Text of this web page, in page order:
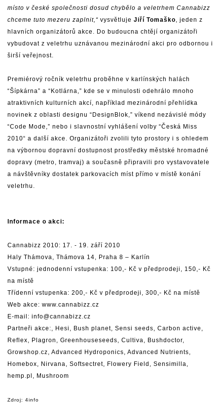
místo v české společnosti dosud chybělo a veletrhem Cannabizz
chceme tuto mezeru zaplnit,“ vysvětluje Jiří Tomaško , jeden z
hlavních organizátorů akce. Do budoucna chtějí organizátoři
vybudovat z veletrhu uznávanou mezinárodní akci pro odbornou i
širší veřejnost.
Premiérový ročník veletrhu proběhne v karlínských halách
“Šípkárna” a “Kotlárna,” kde se v minulosti odehrálo mnoho
atraktivních kulturních akcí, například mezinárodní přehlídka
novinek z oblasti designu “DesignBlok,” víkend nezávislé módy
“Code Mode,” nebo i slavnostní vyhlášení volby “Česká Miss
2010“ a další akce. Organizátoři zvolili tyto prostory i s ohledem
na výbornou dopravní dostupnost prostředky městské hromadné
dopravy (metro, tramvaj) a současně připravili pro vystavovatele
a návštěvníky dostatek parkovacích míst přímo v místě konání
veletrhu.
Informace o akci:
Cannabizz 2010: 17. - 19. září 2010
Haly Thámova, Thámova 14, Praha 8 – Karlín
Vstupné: jednodenní vstupenka: 100,- Kč v předprodeji, 150,- Kč
na místě
Třídenní vstupenka: 200,- Kč v předprodeji, 300,- Kč na místě
Web akce: www.cannabizz.cz
E-mail: info@cannabizz.cz
Partneři akce:, Hesi, Bush planet, Sensi seeds, Carbon active,
Reflex, Plagron, Greenhouseseeds, Cultiva, Bushdoctor,
Growshop.cz, Advanced Hydroponics, Advanced Nutrients,
Homebox, Nirvana, Softsectret, Flowery Field, Sensimilla,
hemp.pl, Mushroom
Zdroj: 4info